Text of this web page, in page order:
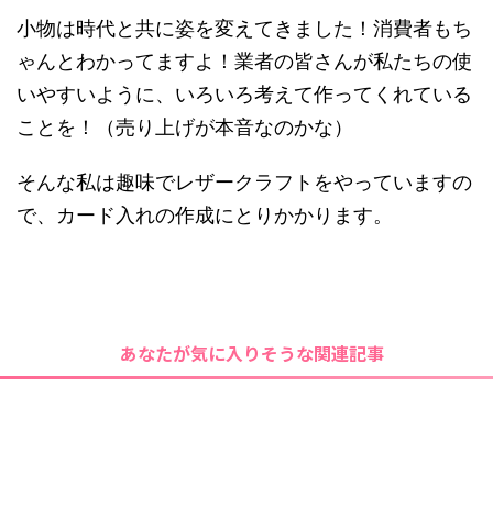
小物は時代と共に姿を変えてきました！消費者もち
ゃんとわかってますよ！業者の皆さんが私たちの使
いやすいように、いろいろ考えて作ってくれている
ことを！（売り上げが本音なのかな）
そんな私は趣味でレザークラフトをやっていますの
で、カード入れの作成にとりかかります。
あなたが気に入りそうな関連記事